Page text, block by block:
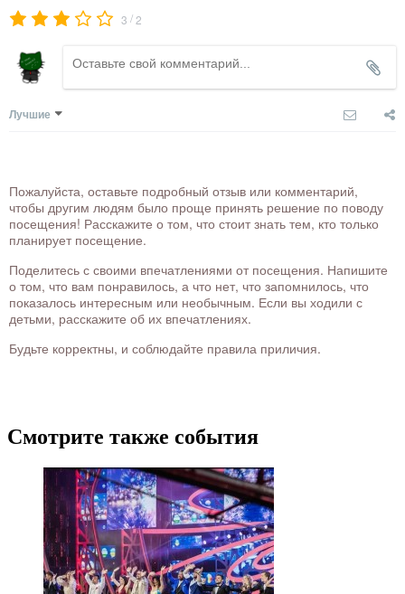
3 /2
Лучшие
Пожалуйста, оставьте подробный отзыв или комментарий,
чтобы другим людям было проще принять решение по поводу
посещения! Расскажите о том, что стоит знать тем, кто только
планирует посещение.
Поделитесь с своими впечатлениями от посещения. Напишите
о том, что вам понравилось, а что нет, что запомнилось, что
показалось интересным или необычным. Если вы ходили с
детьми, расскажите об их впечатлениях.
Будьте корректны, и соблюдайте правила приличия.
Смотрите также события